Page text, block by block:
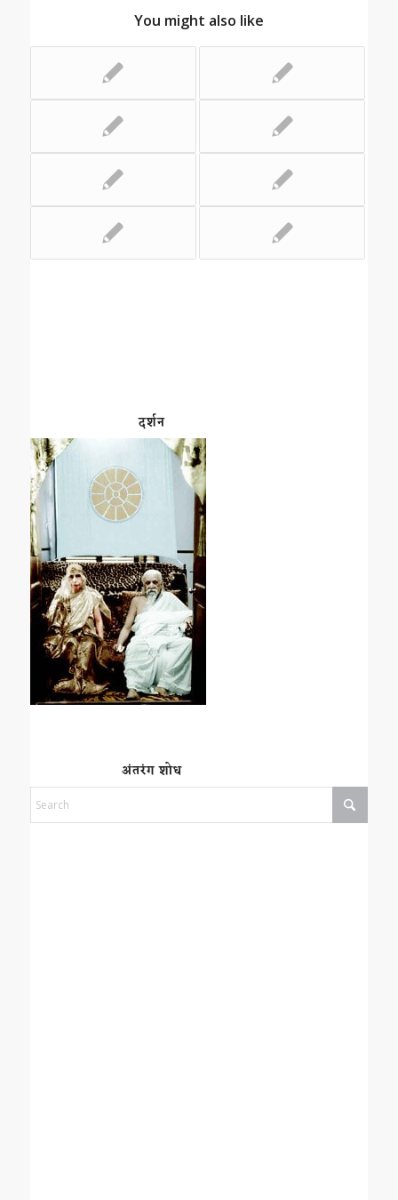
You might also like
दर्शन
अंतरंग शोध